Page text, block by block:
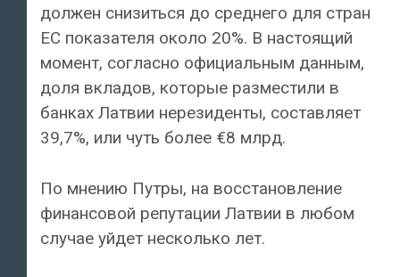
должен снизиться до среднего для стран
ЕС показателя около 20%. В настоящий
момент, согласно официальным данным,
доля вкладов, которые разместили в
банках Латвии нерезиденты, составляет
39,7%, или чуть более €8 млрд.
По мнению Путры, на восстановление
финансовой репутации Латвии в любом
случае уйдет несколько лет.